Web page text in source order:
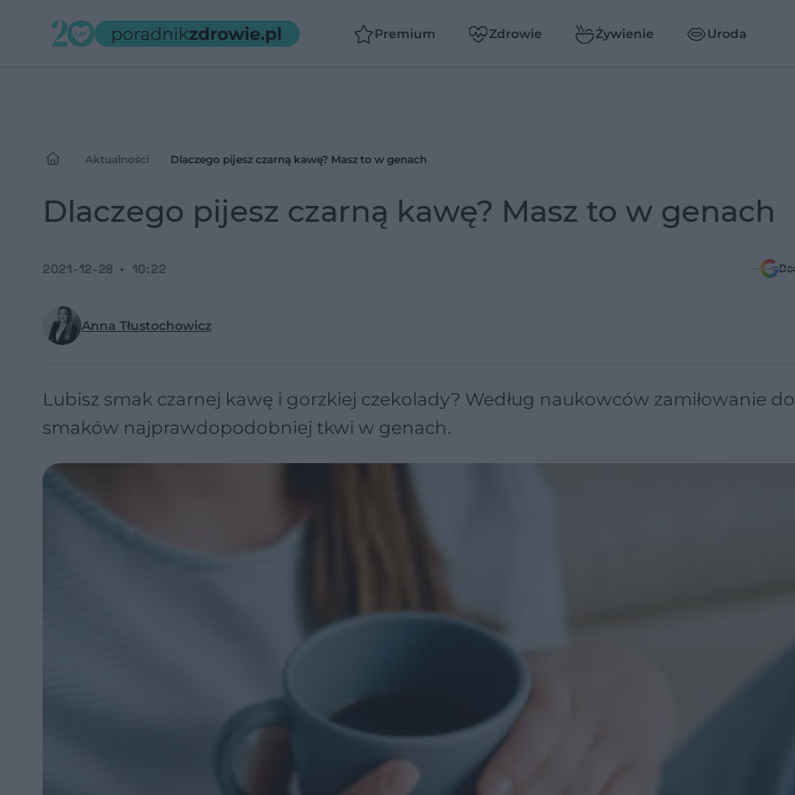
Premium Zdrowie Żywienie Uroda
Aktualności Dlaczego pijesz czarną kawę? Masz to w genach
Dlaczego pijesz czarną kawę? Masz to w genach
Anna Tłustochowicz
2021-12-28 10:22
Lubisz smak czarnej kawę i gorzkiej czekolady? Według naukowców zamiłowanie
smaków najprawdopodobniej tkwi w genach.